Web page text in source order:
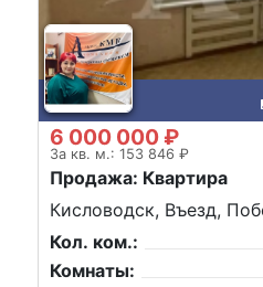
6 000 000 ₽
За кв. м.: 153 846 ₽
Продажа: Квартира
Кисловодск, Въезд,
Кол. ком.:
Комнаты: